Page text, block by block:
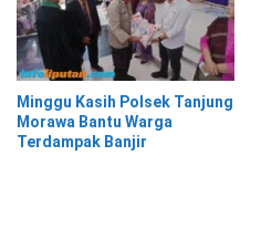
Minggu Kasih Polsek Tanjung
Morawa Bantu Warga
Terdampak Banjir